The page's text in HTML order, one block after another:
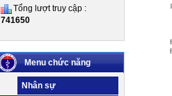
Tổng lượt truy cập :
741650
Menu chức năng
Nhân sự